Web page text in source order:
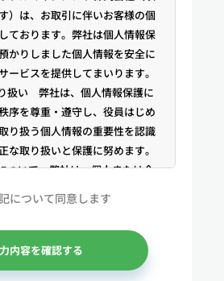
）は、お取引に伴いお客様の個
ております。弊社は個人情報保
かりしました個人情報を安全に
ービスを提供してまいります。
扱い 弊社は、個人情報保護に
序を尊重・遵守し、役員はじめ
り扱う個人情報の重要性を認識
な取り扱いと保護に努めます。
ついて 弊社は、個人または企
ル等のお問合せや公開情報（登
インターネット掲載情報等）な
な手段により個人情報を取得い
人情報 （1）マンスリー物件
記について同意します
内容を確認する